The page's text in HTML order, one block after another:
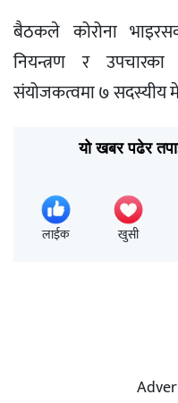
बैठकले कोरोना
नियन्त्रण र
संयोजकत्वमा ७ सदस्यीय
यो खबर पढेर
लाईक खुसी